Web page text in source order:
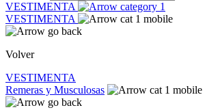
VESTIMENTA
VESTIMENTA
Volver
VESTIMENTA
Remeras y Musculosas